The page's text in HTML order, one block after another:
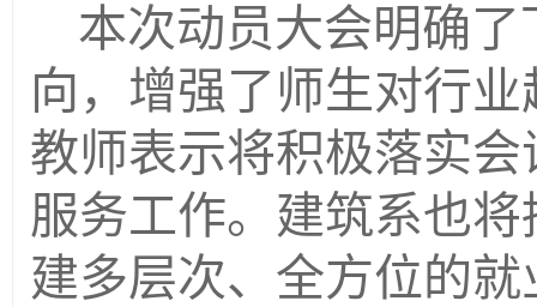
本次动员大会明确
向，增强了师生对行
教师表示将积极落实
服务工作。建筑系也
建多层次、全方位的